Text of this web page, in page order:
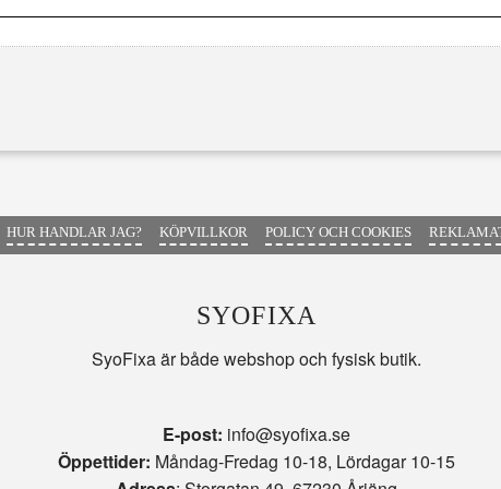
HUR HANDLAR JAG? KÖPVILLKOR POLICY OCH COOKIES
SYOFIXA
SyoFixa är både webshop och fysisk butik.
E-post: info@syofixa.se
Öppettider: Måndag-Fredag 10-18, Lördagar 10-15